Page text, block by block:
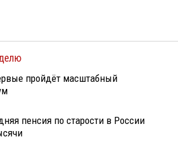
пройдёт масштабный
пенсия по старости в России